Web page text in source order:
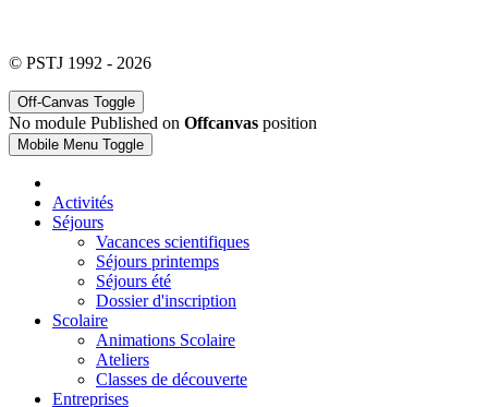
© PSTJ 1992 - 2026
Off-Canvas Toggle
No module Published on Offcanvas position
Mobile Menu Toggle
Activités
Séjours
Vacances scientifiques
Séjours printemps
Séjours été
Dossier d'inscription
Scolaire
Animations Scolaire
Ateliers
Classes de découverte
Entreprises